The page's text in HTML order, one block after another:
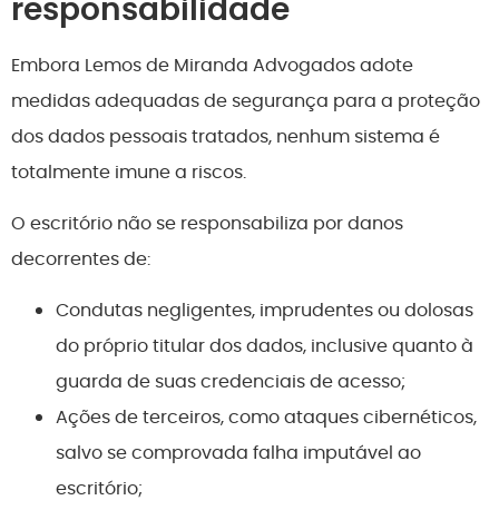
responsabilidade
Embora Lemos de Miranda Advogados adote
medidas adequadas de segurança para a proteção
dos dados pessoais tratados, nenhum sistema é
totalmente imune a riscos.
O escritório não se responsabiliza por danos
decorrentes de:
Condutas negligentes, imprudentes ou dolosas
do próprio titular dos dados, inclusive quanto à
guarda de suas credenciais de acesso;
Ações de terceiros, como ataques cibernéticos,
salvo se comprovada falha imputável ao
escritório;